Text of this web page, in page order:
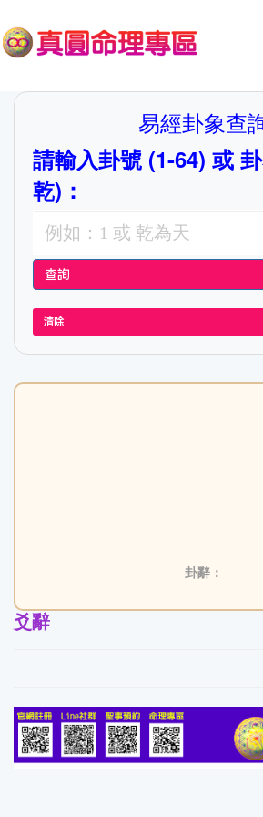
易經卦象查
請輸入卦號 (1-64) 或
乾)：
清除
卦辭：
爻辭